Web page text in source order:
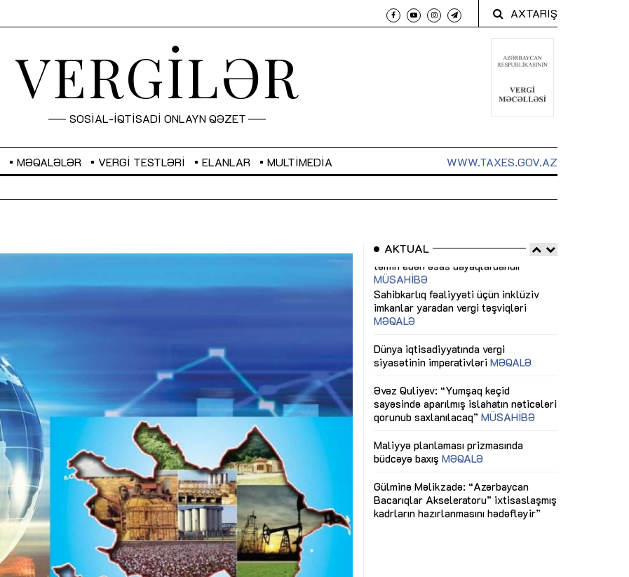
AXTARIŞ
VERGİLƏR
SOSİAL-İQTİSADİ ONLAYN QƏZET
MƏQALƏLƏR VERGI TESTLƏRI ELANLAR MULTIMEDIA
WWW.TAXES.GOV.AZ
AKTUAL
imkanlar yaradan vergi təşviqləri
MƏQALƏ
siyasətinin imperativləri
Əvəz Quliyev: “Yumşaq keçid
sayəsində aparılmış islahatın nəticələri
qorunub saxlanılacaq”
MÜSAHİBƏ
Maliyyə planlaması prizmasında
büdcəyə baxış
Gülminə Məlikzadə: “Azərbaycan
Bacarıqlar Akseleratoru” ixtisaslaşmış
kadrların hazırlanmasını hədəfləyir”
real iş və sistemli fəaliyyət dayanır”
yaxşılaşdırılmasına xidmət edir"
MÜSAHİBƏ
Aytən Kərimova: “Məqsədimiz daha
inklüziv iş mühiti yaratmaq, çevik və
öyrənən komanda formalaşdırmaqdır”
MÜSAHİBƏ
Azərbaycanda dövlət-özəl tərəfdaşlığı
çərçivəsində həyata keçirilən ilk pilot
layihəVİDEO
Aydın Hüseynov: “Əsrin müqaviləsi”
Azərbaycanın iqtisadi suverenliyini
təmin edən əsas dayaqlardandır”
MÜSAHİBƏ
Sahibkarlıq fəaliyyəti üçün inklüziv
imkanlar yaradan vergi təşviqləri
MƏQALƏ
Dünya iqtisadiyyatında vergi
siyasətinin imperativləri
MƏQALƏ
Əvəz Quliyev: “Yumşaq keçid
sayəsində aparılmış islahatın nəticələri
qorunub saxlanılacaq”MÜSAHİBƏ
Maliyyə planlaması prizmasında
büdcəyə baxış
MƏQALƏ
Gülminə Məlikzadə: “Azərbaycan
Bacarıqlar Akseleratoru” ixtisaslaşmış
kadrların hazırlanmasını hədəfləyir”